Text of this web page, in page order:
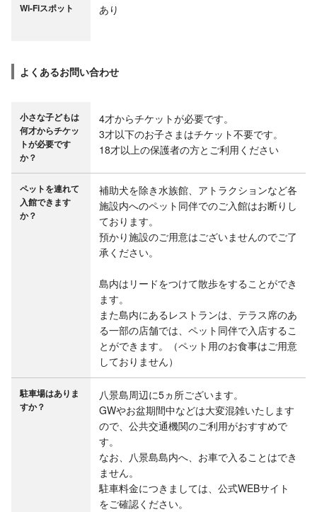
Wi-Fiスポット あり
よくあるお問い合わせ
小さな子どもは
何才からチケッ
トが必要です
か？
4才からチケットが必要です。
3才以下のお子さまはチケット不要です。
18才以上の保護者の方とご利用ください
ペットを連れて
入館できます
か？
補助犬を除き水族館、アトラクションなど各
施設内へのペット同伴でのご入館はお断りし
ております。
預かり施設のご用意はございませんのでご了
承ください。
島内はリードをつけて散歩をすることができ
ます。
また島内にあるレストランは、テラス席のあ
る一部の店舗では、ペット同伴で入店するこ
とができます。（ペット用のお食事はご用意
しておりません）
駐車場はありま
すか？
八景島周辺に5ヵ所ございます。
GWやお盆期間中などは大変混雑いたします
ので、公共交通機関のご利用がおすすめで
す。
なお、八景島島内へ、お車で入ることはでき
ません。
駐車料金につきましては、公式WEBサイト
をご確認ください。